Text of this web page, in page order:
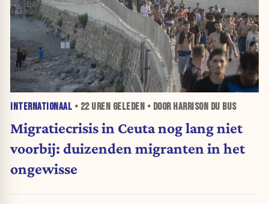
INTERNATIONAAL • 22 UREN GELEDEN • DOOR HARRISON DU BUS
Migratiecrisis in Ceuta nog lang niet
voorbij: duizenden migranten in het
ongewisse